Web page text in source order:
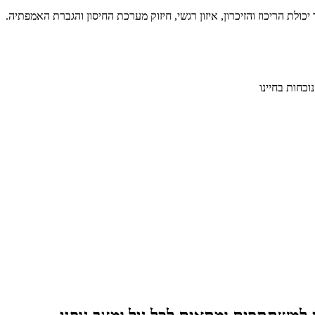
הריכוז והזיכרון, איזון רגשי, חיזוק מערכת החיסון והגברת האמפתיה.
בחיינו